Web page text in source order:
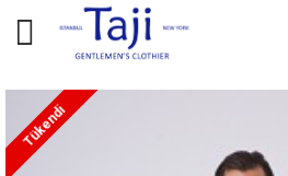
Tükendi